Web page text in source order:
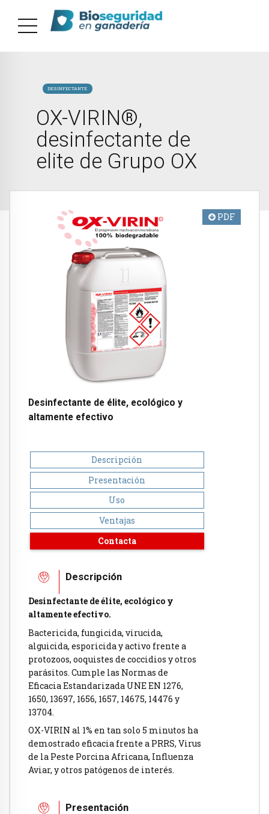
DESINFECTANTE
OX-VIRIN®,
desinfectante de
elite de Grupo OX
PDF
Desinfectante de élite, ecológico y
altamente efectivo
Descripción
Presentación
Uso
Ventajas
Contacta
Descripción
Desinfectante de élite, ecológico y
altamente efectivo.
Bactericida, fungicida, virucida,
alguicida, esporicida y activo frente a
protozoos, ooquistes de coccidios y otros
parásitos. Cumple las Normas de
Eficacia Estandarizada UNE EN 1276,
1650, 13697, 1656, 1657, 14675, 14476 y
13704.
OX-VIRIN al 1% en tan solo 5 minutos ha
demostrado eficacia frente a PRRS, Virus
de la Peste Porcina Africana, Influenza
Aviar, y otros patógenos de interés.
Presentación